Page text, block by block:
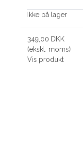
Ikke på lager
349,00 DKK
(ekskl. moms)
Vis produkt